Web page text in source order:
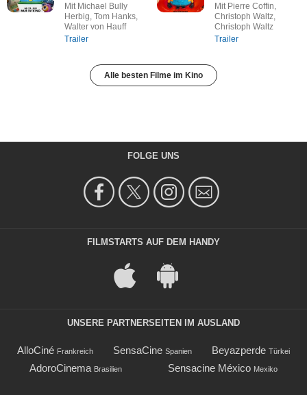
Mit Michael Bully
Herbig, Tom Hanks,
Walter von Hauff
Trailer
Mit Pierre Coffin,
Christoph Waltz,
Christoph Waltz
Trailer
Alle besten Filme im Kino
FOLGE UNS
FILMSTARTS AUF DEM HANDY
UNSERE PARTNERSEITEN IM AUSLAND
AlloCiné Frankreich SensaCine Spanien Beyazperde Türkei
AdoroCinema Brasilien Sensacine México Mexiko